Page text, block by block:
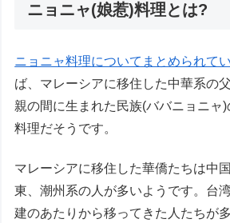
ニョニャ(娘惹)料理とは?
ニョニャ料理についてまとめられて
ば、マレーシアに移住した中華系の
親の間に生まれた民族(ババニョニャ
料理だそうです。
マレーシアに移住した華僑たちは中
東、潮州系の人が多いようです。台
建のあたりから移ってきた人たちが